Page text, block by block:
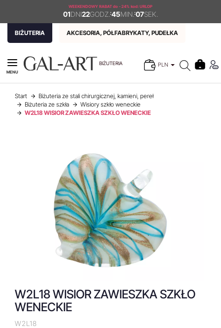
WEEKENDOWY RABAT do - 24% kod: URLOP
01DNI22GODZ. :45MIN. :06SEK.
BIŻUTERIA AKCESORIA, PÓŁFABRYKATY, PUDEŁKA
BIŻUTERIA PLN
MENU
Start
Biżuteria ze stali chirurgicznej, kamieni, pereł
Biżuteria ze szkła
Wisiory szkło weneckie
W2L18 WISIOR ZAWIESZKA SZKŁO WENECKIE
W2L18 WISIOR ZAWIESZKA SZKŁO
WENECKIE
W2L18